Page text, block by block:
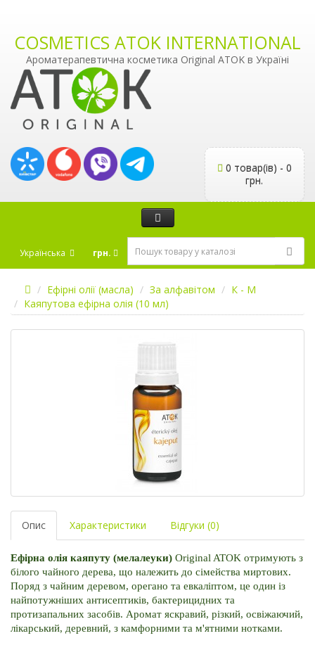
COSMETICS ATOK INTERNATIONAL
Ароматерапевтична косметика Original ATOK в Україні
0 товар(ів) - 0
грн.
Українська грн.
Ефірні олії (масла) За алфавітом
К - М
Каяпутова ефірна олія (10 мл)
Опис Характеристики Відгуки (0)
Ефірна олія каяпуту (мелалеуки) Original ATOK отримують з
Поряд з чайним деревом, орегано та евкаліптом, це один із
найпотужніших антисептиків, бактерицидних та
протизапальних засобів. Аромат яскравий, різкий, освіжаючий,
лікарський, деревний, з камфорними та м'ятними нотками.